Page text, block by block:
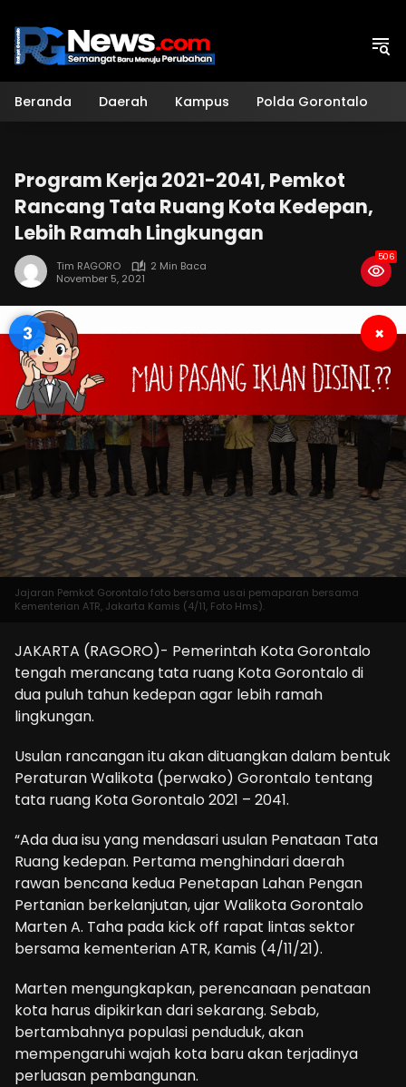
konten
Beranda Daerah Kampus Polda Gorontalo
Program Kerja 2021-2041, Pemkot
Rancang Tata Ruang Kota Kedepan,
Lebih Ramah Lingkungan
Tim RAGORO
2 Min Baca
November 5, 2021
506
2 ×
Jajaran Pemkot Gorontalo foto bersama usai pemaparan bersama
Kementerian ATR, Jakarta Kamis (4/11, Foto Hms).
JAKARTA (RAGORO)- Pemerintah Kota Gorontalo
tengah merancang tata ruang Kota Gorontalo di
dua puluh tahun kedepan agar lebih ramah
lingkungan.
Usulan rancangan itu akan dituangkan dalam bentuk
Peraturan Walikota (perwako) Gorontalo tentang
tata ruang Kota Gorontalo 2021 – 2041.
“Ada dua isu yang mendasari usulan Penataan Tata
Ruang kedepan. Pertama menghindari daerah
rawan bencana kedua Penetapan Lahan Pengan
Pertanian berkelanjutan, ujar Walikota Gorontalo
Marten A. Taha pada kick off rapat lintas sektor
bersama kementerian ATR, Kamis (4/11/21).
Marten mengungkapkan, perencanaan penataan
kota harus dipikirkan dari sekarang. Sebab,
bertambahnya populasi penduduk, akan
mempengaruhi wajah kota baru akan terjadinya
perluasan pembangunan.